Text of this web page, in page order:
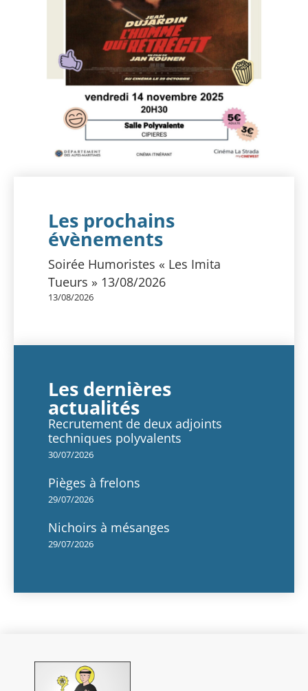
Les prochains
évènements
Soirée Humoristes « Les Imita
Tueurs » 13/08/2026
13/08/2026
Les dernières
actualités
Recrutement de deux adjoints
techniques polyvalents
30/07/2026
Pièges à frelons
29/07/2026
Nichoirs à mésanges
29/07/2026